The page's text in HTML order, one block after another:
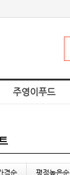
주영이푸드
격순 평점높은순